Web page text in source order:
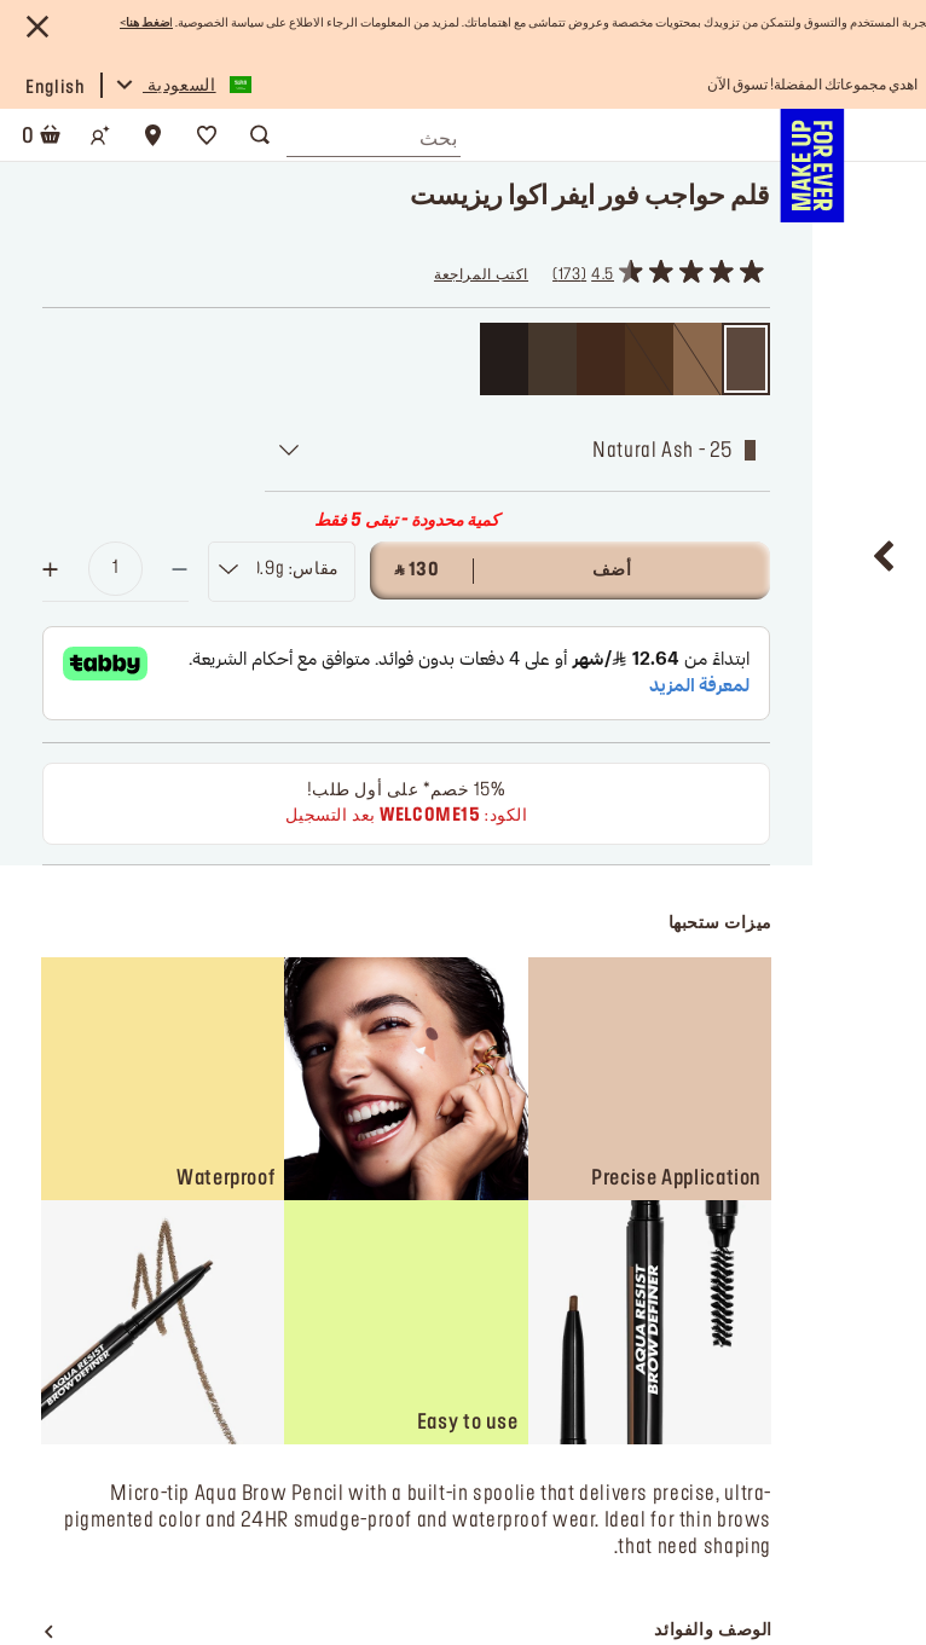
المستخدم والتسوق ولنتمكن من تزويدك بمحتويات مخصصة وعروض تتماشى مع اهتماماتك. لمزيد من المعلومات الرجاء الاطلاع على سياسة الخصوصية. ضغط هنا >
شحن مجاني لجميع الطلبات
تسوق الآن و ادفع لاحقاً مع تابي
اهدي مجموعاتك المفضلة! تسوق الآن
السعودية English
0
قلم حواجب فور ايفر اكوا ريزيست
4.5
173 اكتب المراجعة
25 - Natural Ash
مقاس: 0.9g
كمية محدودة - تبقى 5 فقط
أضف ‎ ⃁ 130 ‎
15% خصم* على أول طلب!
الكود: WELCOME15بعد التسجيل
ميزات ستحبها
Precise Application
Waterproof
Easy to use
Micro-tip Aqua Brow Pencil with a built-in spoolie that delivers precise, ultra-
pigmented color and 24HR smudge-proof and waterproof wear. Ideal for thin brows
that need shaping.
الوصف والفوائد